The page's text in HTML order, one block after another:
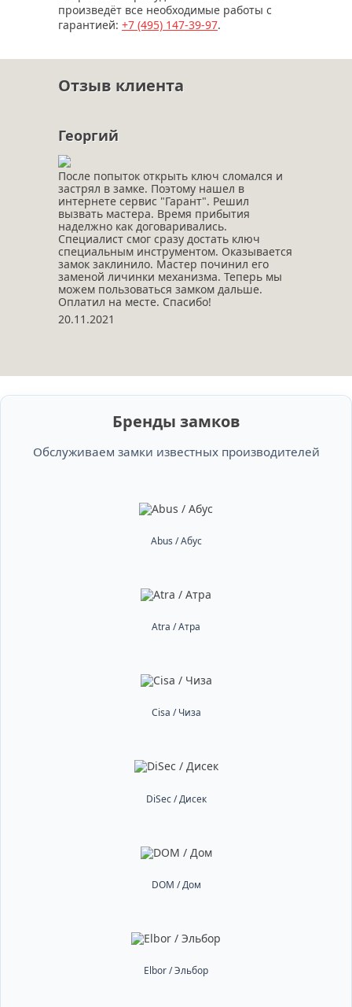
произведёт все необходимые работы с
гарантией: +7 (495) 147-39-97.
Отзыв клиента
Георгий
После попыток открыть ключ сломался и
застрял в замке. Поэтому нашел в
интернете сервис "Гарант". Решил
вызвать мастера. Время прибытия
наделжно как договаривались.
Специалист смог сразу достать ключ
специальным инструментом. Оказывается
замок заклинило. Мастер починил его
заменой личинки механизма. Теперь мы
можем пользоваться замком дальше.
Оплатил на месте. Спасибо!
20.11.2021
Бренды замков
Обслуживаем замки известных производителей
Abus / Абус
Atra / Атра
Cisa / Чиза
DiSec / Дисек
DOM / Дом
Elbor / Эльбор